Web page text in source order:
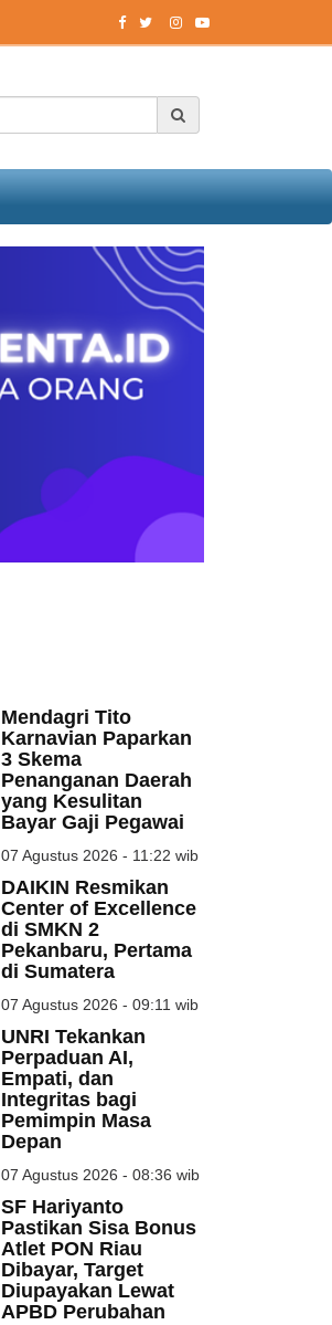
Mendagri Tito
Karnavian Paparkan
3 Skema
Penanganan Daerah
yang Kesulitan
Bayar Gaji Pegawai
07 Agustus 2026 - 11:22 wib
DAIKIN Resmikan
Center of Excellence
di SMKN 2
Pekanbaru, Pertama
di Sumatera
07 Agustus 2026 - 09:11 wib
UNRI Tekankan
Perpaduan AI,
Empati, dan
Integritas bagi
Pemimpin Masa
Depan
07 Agustus 2026 - 08:36 wib
SF Hariyanto
Pastikan Sisa Bonus
Atlet PON Riau
Dibayar, Target
Diupayakan Lewat
APBD Perubahan